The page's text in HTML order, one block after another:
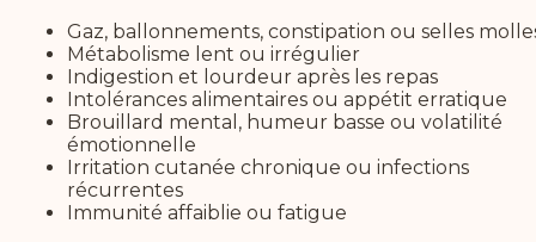
Gaz, ballonnements, constipation ou selles
Métabolisme lent ou irrégulier
Indigestion et lourdeur après les repas
Intolérances alimentaires ou appétit erratique
Brouillard mental, humeur basse ou volatilité
émotionnelle
Irritation cutanée chronique ou infections
récurrentes
Immunité affaiblie ou fatigue